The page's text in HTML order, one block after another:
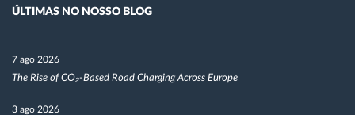
ÚLTIMAS NO NOSSO BLOG
7 ago 2026
The Rise of CO₂-Based Road Charging Across Europe
3 ago 2026